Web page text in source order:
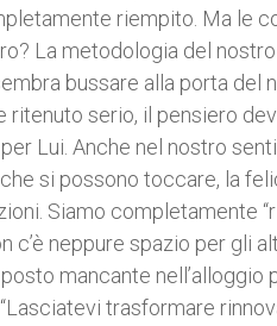
riempito. Ma le
La metodologia del
bussare alla porta del
ritenuto serio, il pensiero
per Lui. Anche nel nostro
si possono toccare, la
Siamo completamente
c’è neppure spazio per gli
mancante
trasformare